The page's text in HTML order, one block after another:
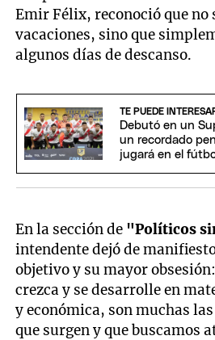
Emir Félix, reconoció que no
vacaciones, sino que
algunos días de descanso.
TE PUEDE
Debutó en un
un recordado
jugará en el
En la sección de "Políticos
intendente dejó de
objetivo y su mayor
crezca y se desarrolle en
y económica, son muchas
que surgen y que buscamos